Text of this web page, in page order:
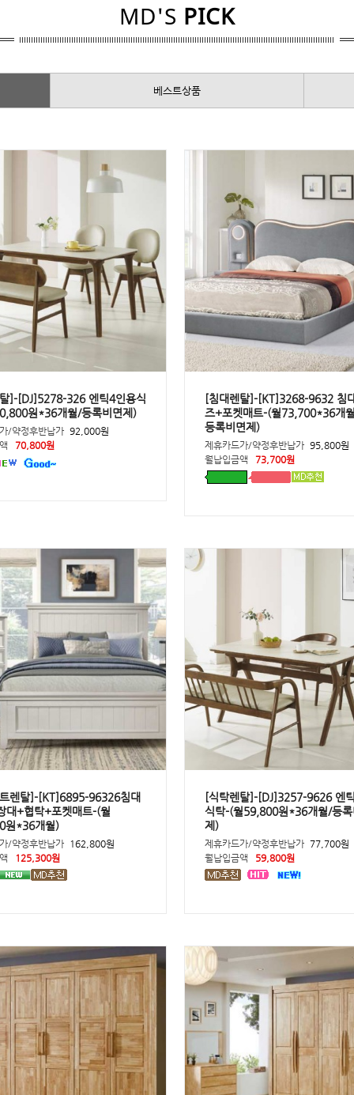
MD'S PICK
베스트상품
]-[DJ]5278-326 엔틱4인용식
원*36개월/등록비면제)
/약정후반납가 92,000원
70,800원
[침대렌탈]-[KT]3268-9632 침
즈+포켓매트-(월73,700*36개
등록비면제)
제휴카드가/약정후반납가 95,800원
월납입금액
73,700원
렌탈]-[KT]6895-96326침대
대+협탁+포켓매트-(월
원*36개월)
/약정후반납가
162,800원
125,300원
[식탁렌탈]-[DJ]3257-9626 엔
식탁-(월59,800원*36개월/등록
제)
제휴카드가/약정후반납가 77,700원
월납입금액
59,800원